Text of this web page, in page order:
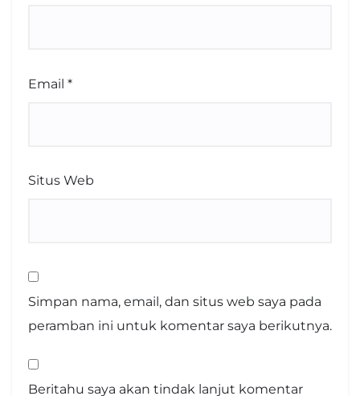
Email *
Situs Web
Simpan nama, email, dan situs web saya pada
peramban ini untuk komentar saya berikutnya.
Beritahu saya akan tindak lanjut komentar